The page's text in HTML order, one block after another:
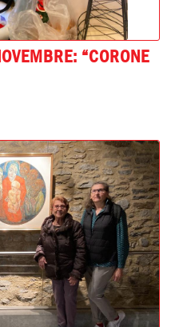
“CORONE